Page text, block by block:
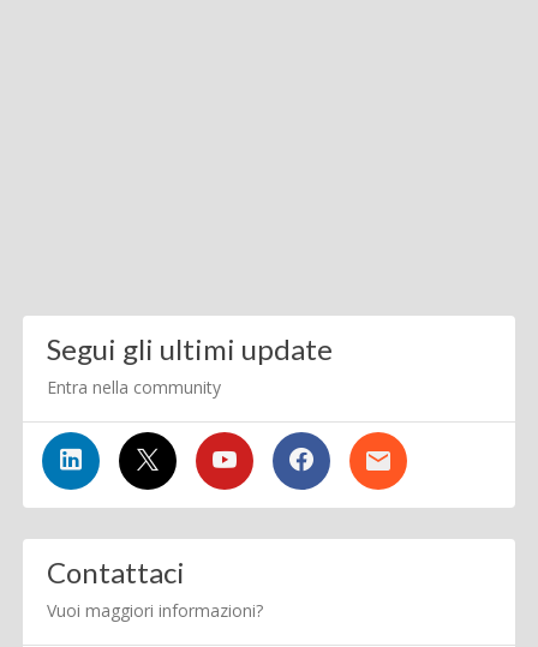
Segui gli ultimi update
Entra nella community
Contattaci
Vuoi maggiori informazioni?